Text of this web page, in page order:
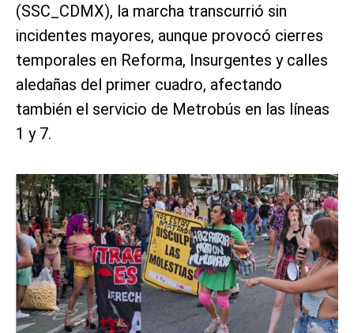
(SSC_CDMX), la marcha transcurrió sin
incidentes mayores, aunque provocó cierres
temporales en Reforma, Insurgentes y calles
aledañas del primer cuadro, afectando
también el servicio de Metrobús en las líneas
1 y 7.